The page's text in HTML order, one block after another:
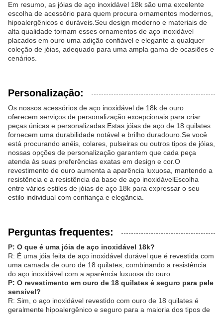
Em resumo, as jóias de aço inoxidável 18k são uma excelente
escolha de acessório para quem procura ornamentos modernos,
hipoalergênicos e duráveis.Seu design moderno e materiais de
alta qualidade tornam esses ornamentos de aço inoxidável
placados em ouro uma adição confiável e elegante a qualquer
coleção de jóias, adequado para uma ampla gama de ocasiões e
cenários.
Personalização:
Os nossos acessórios de aço inoxidável de 18k de ouro
oferecem serviços de personalização excepcionais para criar
peças únicas e personalizadas.Estas jóias de aço de 18 quilates
fornecem uma durabilidade notável e brilho duradouro.Se você
está procurando anéis, colares, pulseiras ou outros tipos de jóias,
nossas opções de personalização garantem que cada peça
atenda às suas preferências exatas em design e cor.O
revestimento de ouro aumenta a aparência luxuosa, mantendo a
resistência e a resistência da base de aço inoxidávelEscolha
entre vários estilos de jóias de aço 18k para expressar o seu
estilo individual com confiança e elegância.
Perguntas frequentes:
P: O que é uma jóia de aço inoxidável 18k?
R: É uma jóia feita de aço inoxidável durável que é revestida com
uma camada de ouro de 18 quilates, combinando a resistência
do aço inoxidável com a aparência luxuosa do ouro.
P: O revestimento em ouro de 18 quilates é seguro para pele
sensível?
R: Sim, o aço inoxidável revestido com ouro de 18 quilates é
geralmente hipoalergênico e seguro para a maioria dos tipos de